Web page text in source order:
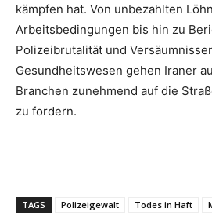
kämpfen hat. Von unbezahlten
Arbeitsbedingungen bis hin zu
Polizeibrutalität und
Gesundheitswesen gehen Iraner
Branchen zunehmend auf die
zu fordern.
TAGS Polizeigewalt Todes in Haft